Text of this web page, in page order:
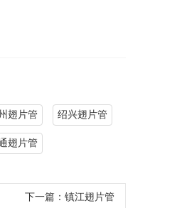
翅片管 绍兴翅片管
翅片管
下一篇： 镇江翅片管